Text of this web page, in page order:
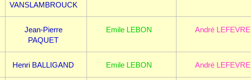
VANSLAMBROUCK
Jean-Pierre
PAQUET
Emile LEBON André LEFEVRE
Henri BALLIGAND Emile LEBON André LEFEVRE